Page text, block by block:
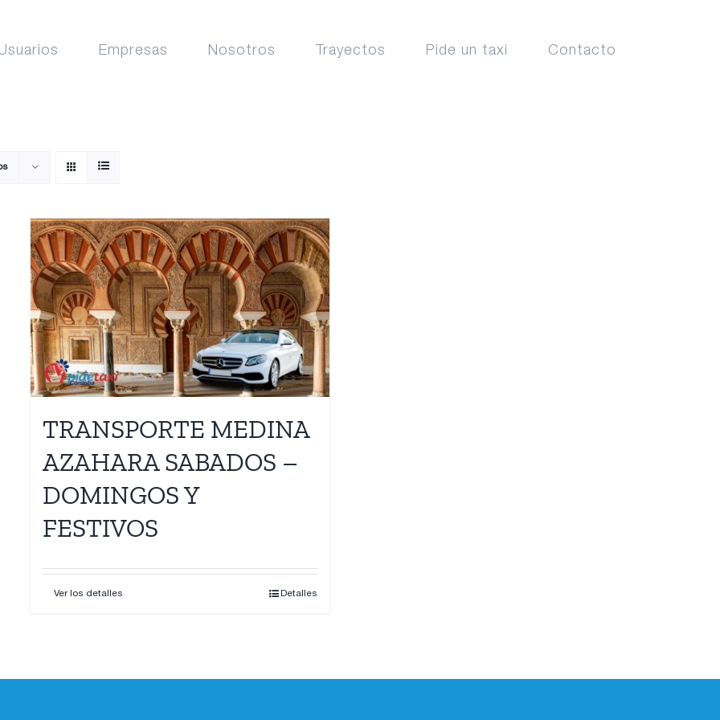
Empresas Nosotros Trayectos Pide un taxi Contacto
TRANSPORTE MEDINA
AZAHARA SABADOS –
DOMINGOS Y
FESTIVOS
Ver los detalles Detalles